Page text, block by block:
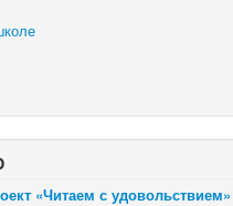
«Читаем с удовольствием»